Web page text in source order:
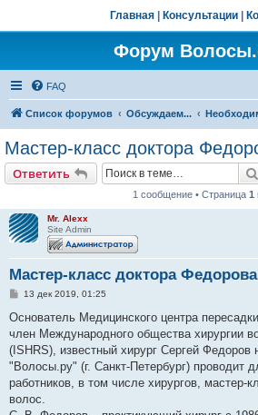
Главная Консультации
Форум
FAQ
Список форумов Обсуждаем...
Мастер-класс доктора
Ответить
1 сообщение • Страница 1
Mr. Alexx
Site Admin
Мастер-класс доктора Федорова
С
о
щ
е
и
е
13 дек 2019, 01:25
Основатель Медицинского центра
член Международного общества хирургии
(ISHRS), известный хирург Сергей Федоров
"Волосы.ру" (г. Санкт-Петербург) проводит
работников, в том числе хирургов, мастер-
волос.